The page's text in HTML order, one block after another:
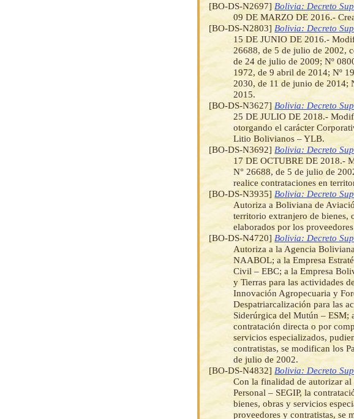
[BO-DS-N2697] Bolivia: Decreto
09 DE MARZO DE 2016.-
[BO-DS-N2803] Bolivia: Decreto
15 DE JUNIO DE 2016.-
26688, de 5 de julio de 2002,
de 24 de julio de 2009; Nº
1972, de 9 abril de 2014; Nº
2030, de 11 de junio de 2014;
2015.
[BO-DS-N3627] Bolivia: Decreto
25 DE JULIO DE 2018.-
otorgando el carácter
Litio Bolivianos – YLB.
[BO-DS-N3692] Bolivia: Decreto
17 DE OCTUBRE DE 2018.-
N° 26688, de 5 de julio de
realice contrataciones en
[BO-DS-N3935] Bolivia: Decreto
Autoriza a Boliviana de
territorio extranjero de bienes,
elaborados por los
[BO-DS-N4720]Bolivia: Decreto
Autoriza a la Agencia
NAABOL; a la Empresa
Civil – EBC; a la Empresa
y Tierras para las actividades
Innovación Agropecuaria y
Despatriarcalización para las
Siderúrgica del Mutún – ESM;
contratación directa o por
servicios especializados,
contratistas, se modifican los
de julio de 2002.
[BO-DS-N4832] Bolivia: Decreto
Con la finalidad de autorizar
Personal – SEGIP, la
bienes, obras y servicios
proveedores y contratistas, se